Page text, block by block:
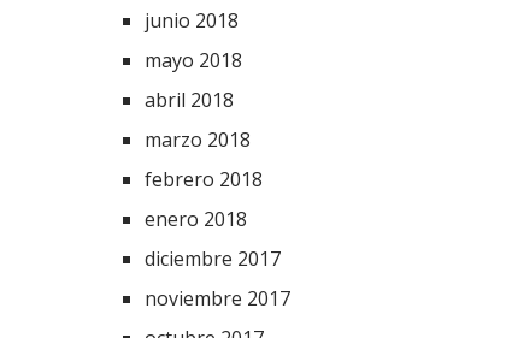
junio 2018
mayo 2018
abril 2018
marzo 2018
febrero 2018
enero 2018
diciembre 2017
noviembre 2017